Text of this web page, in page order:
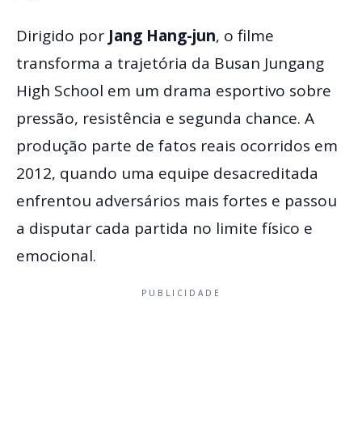
Dirigido por Jang Hang-jun, o filme
transforma a trajetória da Busan Jungang
High School em um drama esportivo sobre
pressão, resistência e segunda chance. A
produção parte de fatos reais ocorridos em
2012, quando uma equipe desacreditada
enfrentou adversários mais fortes e passou
a disputar cada partida no limite físico e
emocional.
PUBLICIDADE